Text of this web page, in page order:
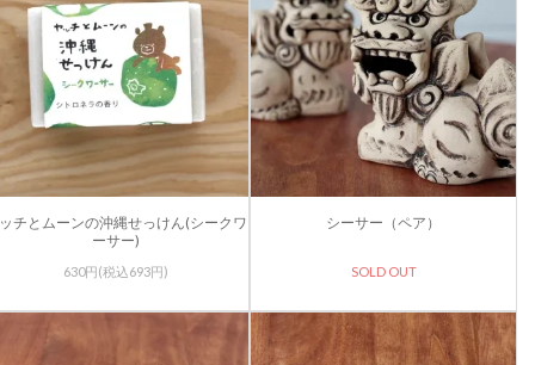
チとムーンの沖縄せっけん(シークワ
ーサー)
630円(税込693円)
シーサー（ペア）
SOLD OUT